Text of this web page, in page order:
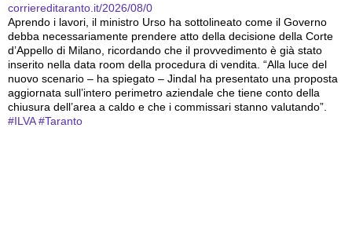
corriereditaranto.it/2026/08/0
Aprendo i lavori, il ministro Urso ha sottolineato come il Governo
debba necessariamente prendere atto della decisione della Corte
d’Appello di Milano, ricordando che il provvedimento è già stato
inserito nella data room della procedura di vendita. “Alla luce del
nuovo scenario – ha spiegato – Jindal ha presentato una proposta
aggiornata sull’intero perimetro aziendale che tiene conto della
chiusura dell’area a caldo e che i commissari stanno valutando”.
#ILVA #Taranto